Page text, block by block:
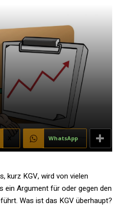
WhatsApp
kurz KGV, wird von vielen
ein Argument für oder gegen den
Was ist das KGV überhaupt?